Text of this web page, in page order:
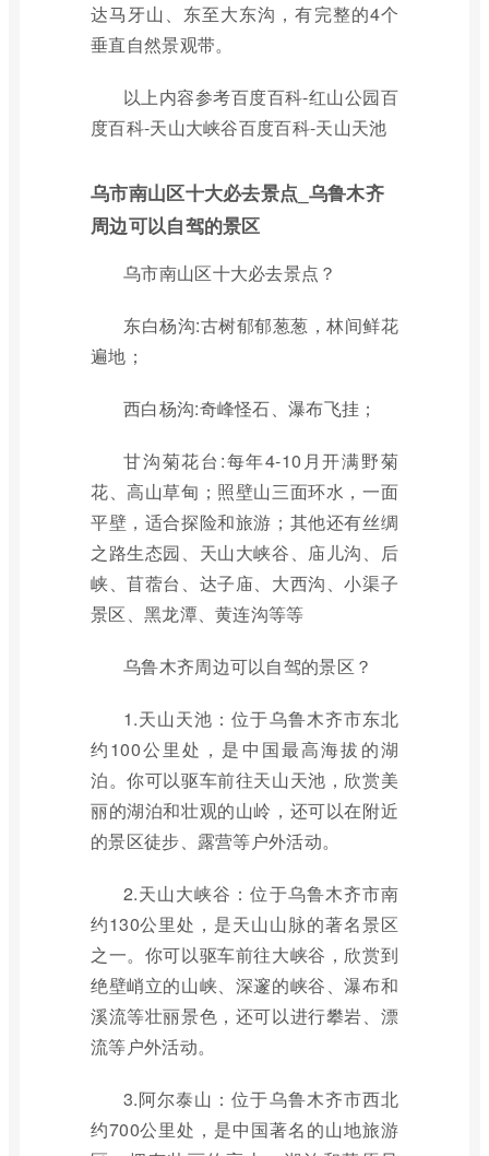
达马牙山、东至大东沟，有完整的4个
垂直自然景观带。
以上内容参考百度百科-红山公园百
度百科-天山大峡谷百度百科-天山天池
乌市南山区十大必去景点_乌鲁木齐
周边可以自驾的景区
乌市南山区十大必去景点？
东白杨沟:古树郁郁葱葱，林间鲜花
遍地；
西白杨沟:奇峰怪石、瀑布飞挂；
甘沟菊花台:每年4-10月开满野菊
花、高山草甸；照壁山三面环水，一面
平壁，适合探险和旅游；其他还有丝绸
之路生态园、天山大峡谷、庙儿沟、后
峡、苜蓿台、达子庙、大西沟、小渠子
景区、黑龙潭、黄连沟等等
乌鲁木齐周边可以自驾的景区？
1.天山天池：位于乌鲁木齐市东北
约100公里处，是中国最高海拔的湖
泊。你可以驱车前往天山天池，欣赏美
丽的湖泊和壮观的山岭，还可以在附近
的景区徒步、露营等户外活动。
2.天山大峡谷：位于乌鲁木齐市南
约130公里处，是天山山脉的著名景区
之一。你可以驱车前往大峡谷，欣赏到
绝壁峭立的山峡、深邃的峡谷、瀑布和
溪流等壮丽景色，还可以进行攀岩、漂
流等户外活动。
3.阿尔泰山：位于乌鲁木齐市西北
约700公里处，是中国著名的山地旅游